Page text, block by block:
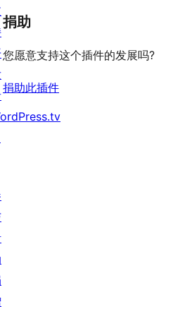
捐助
您愿意支持这个插件的发展吗?
捐助此插件